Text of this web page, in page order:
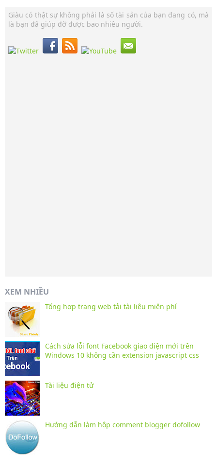
Giàu có thật sự không phải là số tài sản của bạn đang có, mà
là bạn đã giúp đỡ được bao nhiêu người.
XEM NHIỀU
Tổng hợp trang web tải tài liệu miễn phí
Cách sửa lỗi font Facebook giao diện mới trên
Windows 10 không cần extension javascript css
Tài liệu điện tử
Hướng dẫn làm hộp comment blogger dofollow